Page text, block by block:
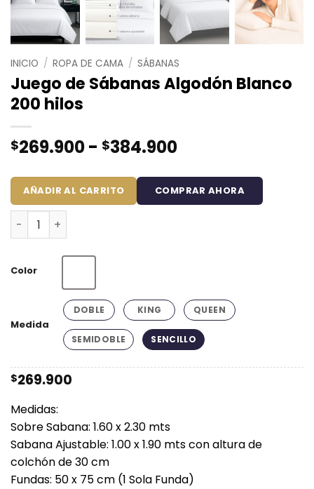
INICIO / ROPA DE CAMA / SÁBANAS
Juego de Sábanas Algodón Blanco
200 hilos
$269.900- $384.900Rango
precios:
desde
Color
Medida
DOBLE KING QUEEN
SEMIDOBLE SENCILLO
Medidas:
Sobre Sabana: 1.60 x 2.30 mts
Sabana Ajustable: 1.00 x 1.90 mts con altura de
colchón de 30 cm
Fundas: 50 x 75 cm (1 Sola Funda)
$269.900
Juego de Sábanas Algodón Blanco 200 hilos cantidad
AÑADIR AL CARRITO COMPRAR AHORA